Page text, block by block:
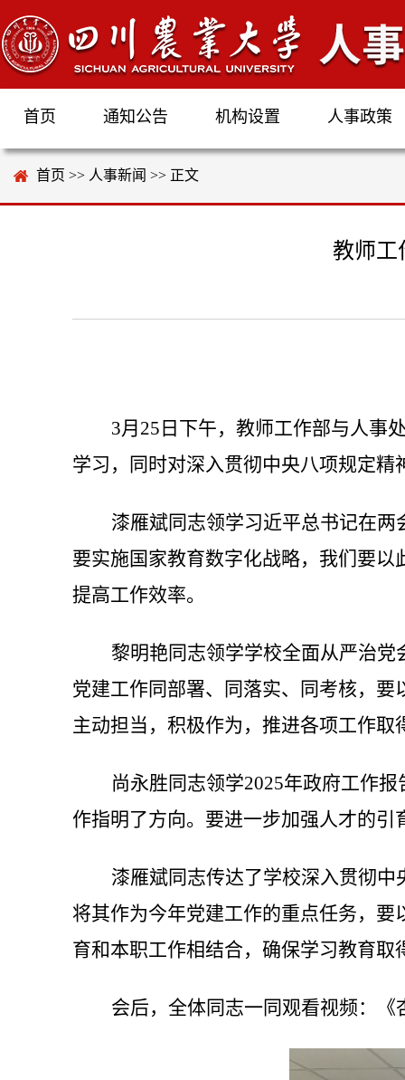
首页 通知公告 机构设置 人事政策
首页 >> 人事新闻 >> 正文
教师工
3月25日下午，教师工作部与人事
学习，同时对深入贯彻中央八项规定精
漆雁斌同志领学习近平总书记在
要实施国家教育数字化战略，我们要
提高工作效率。
黎明艳同志领学学校全面从严治党
党建工作同部署、同落实、同考核，
主动担当，积极作为，推进各项工作取
尚永胜同志领学2025年政府工作
作指明了方向。要进一步加强人才的
漆雁斌同志传达了学校深入贯彻
将其作为今年党建工作的重点任务，
育和本职工作相结合，确保学习教育取
会后，全体同志一同观看视频：